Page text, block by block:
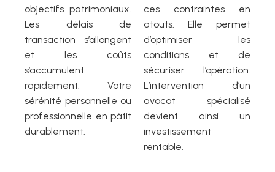
objectifs patrimoniaux.
Les délais de
transaction s’allongent
et les coûts
s’accumulent
rapidement. Votre
sérénité personnelle ou
professionnelle en pâtit
durablement.
ces contraintes en
atouts. Elle permet
d’optimiser les
conditions et de
sécuriser l’opération.
L’intervention d’un
avocat spécialisé
devient ainsi un
investissement
rentable.